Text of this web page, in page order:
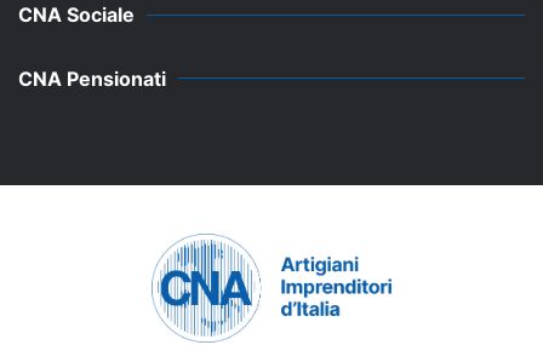
CNA Sociale
CNA Pensionati